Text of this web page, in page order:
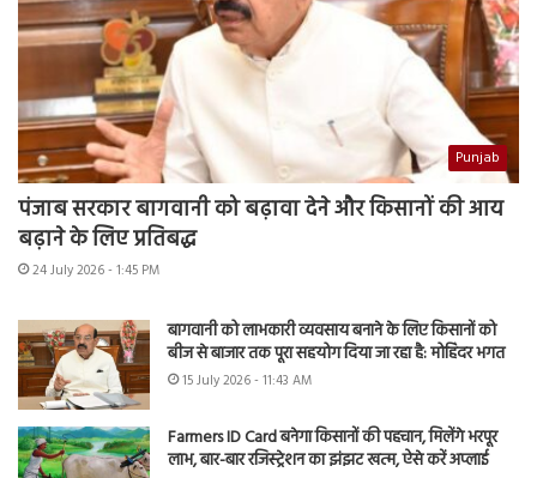
Punjab
पंजाब सरकार बागवानी को बढ़ावा देने और किसानों की आय
बढ़ाने के लिए प्रतिबद्ध
24 July 2026 - 1:45 PM
बागवानी को लाभकारी व्यवसाय बनाने के लिए किसानों को
बीज से बाजार तक पूरा सहयोग दिया जा रहा है: मोहिंदर भगत
15 July 2026 - 11:43 AM
Farmers ID Card बनेगा किसानों की पहचान, मिलेंगे भरपूर
लाभ, बार-बार रजिस्ट्रेशन का झंझट खत्म, ऐसे करें अप्लाई